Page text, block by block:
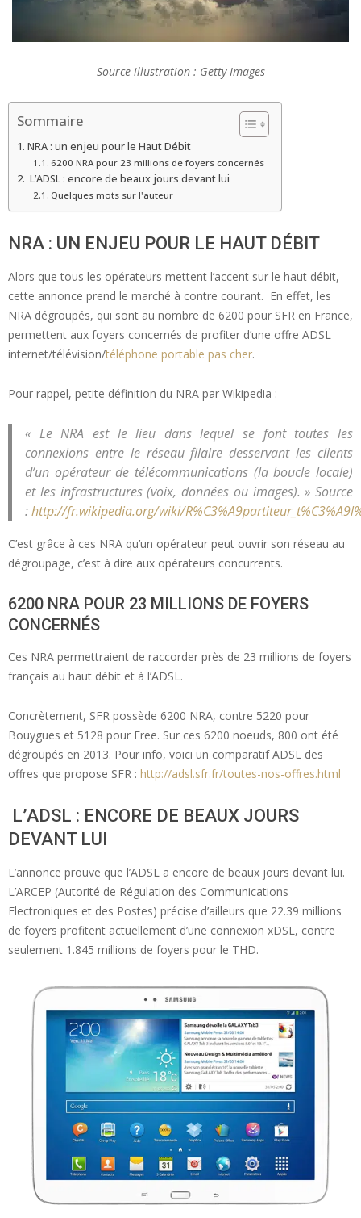
Source illustration : Getty Images
Sommaire
NRA : un enjeu pour le Haut Débit
6200 NRA pour 23 millions de foyers concernés
L’ADSL : encore de beaux jours devant lui
Quelques mots sur l'auteur
NRA : UN ENJEU POUR LE HAUT DÉBIT
Alors que tous les opérateurs mettent l’accent sur le haut débit,
cette annonce prend le marché à contre courant. En effet, les
NRA dégroupés, qui sont au nombre de 6200 pour SFR en France,
permettent aux foyers concernés de profiter d’une offre ADSL
internet/télévision/téléphone portable pas cher.
Pour rappel, petite définition du NRA par Wikipedia :
« Le NRA est le lieu dans lequel se font toutes les
connexions entre le réseau filaire desservant les clients
d’un opérateur de télécommunications (la boucle locale)
et les infrastructures (voix, données ou images). » Source
:http://fr.wikipedia.org/wiki/
C’est grâce à ces NRA qu’un opérateur peut ouvrir son réseau au
dégroupage, c’est à dire aux opérateurs concurrents.
6200 NRA POUR 23 MILLIONS DE FOYERS
CONCERNÉS
Ces NRA permettraient de raccorder près de 23 millions de foyers
français au haut débit et à l’ADSL.
Concrètement, SFR possède 6200 NRA, contre 5220 pour
Bouygues et 5128 pour Free. Sur ces 6200 noeuds, 800 ont été
dégroupés en 2013. Pour info, voici un comparatif ADSL des
offres que propose SFR : http://adsl.sfr.fr/toutes-nos-offres.html
L’ADSL : ENCORE DE BEAUX JOURS
DEVANT LUI
L’annonce prouve que l’ADSL a encore de beaux jours devant lui.
L’ARCEP (Autorité de Régulation des Communications
Electroniques et des Postes) précise d’ailleurs que 22.39 millions
de foyers profitent actuellement d’une connexion xDSL, contre
seulement 1.845 millions de foyers pour le THD.